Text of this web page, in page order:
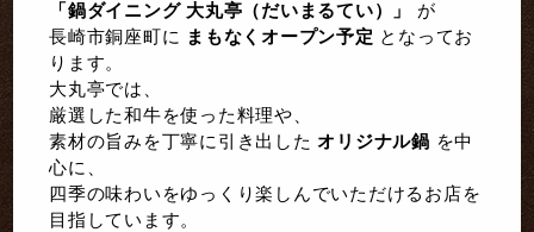
「鍋ダイニング 大丸亭（だいまるてい）」
が
長崎市銅座町に
まもなくオープン予定 となってお
ります。
大丸亭では、
厳選した和牛を使った料理や、
素材の旨みを丁寧に引き出したオリジナル鍋 を中
心に、
四季の味わいをゆっくり楽しんでいただけるお店を
目指しています。